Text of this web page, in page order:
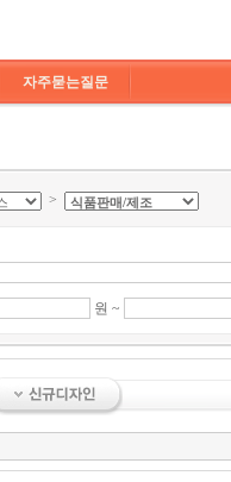
자주묻는질문
>
원 ~